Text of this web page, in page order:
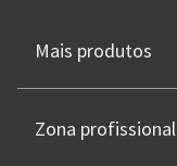
Mais produtos
Zona profissional